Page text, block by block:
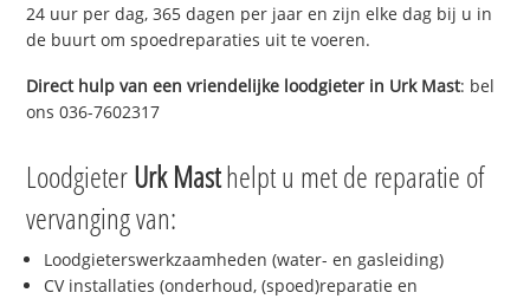
24 uur per dag, 365 dagen per jaar en zijn elke dag bij u in
de buurt om spoedreparaties uit te voeren.
Direct hulp van een vriendelijke loodgieter in Urk Mast: bel
ons 036-7602317
LoodgieterUrk Masthelpt u met de reparatie of
vervanging van:
Loodgieterswerkzaamheden (water- en gasleiding)
CV installaties (onderhoud, (spoed)reparatie en